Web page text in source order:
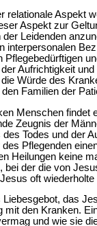
relationale Aspekt
Aspekt zur
Leidenden
interpersonalen
Aufrichtigkeit
Würde des
Familien der
Menschen
Zeugnis der
Todes und der
Pflegenden
Heilungen keine
bei der die von
oft
das
mit den Kranken.
und wie sie